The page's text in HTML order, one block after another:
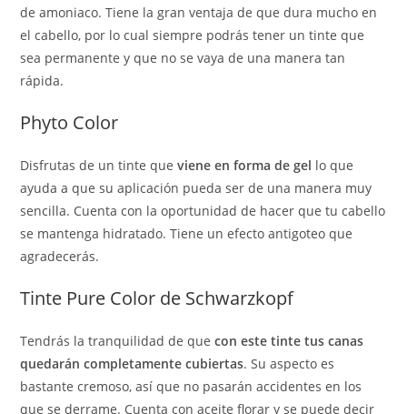
de amoniaco. Tiene la gran ventaja de que dura mucho en
el cabello, por lo cual siempre podrás tener un tinte que
sea permanente y que no se vaya de una manera tan
rápida.
Phyto Color
Disfrutas de un tinte queviene en forma de gel lo que
ayuda a que su aplicación pueda ser de una manera muy
sencilla. Cuenta con la oportunidad de hacer que tu cabello
se mantenga hidratado. Tiene un efecto antigoteo que
agradecerás.
Tinte Pure Color de Schwarzkopf
Tendrás la tranquilidad de quecon este tinte tus canas
quedarán completamente cubiertas. Su aspecto es
bastante cremoso, así que no pasarán accidentes en los
que se derrame. Cuenta con aceite florar y se puede decir